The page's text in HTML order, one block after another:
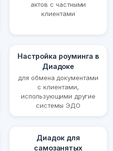
актов с частными
клиентами
Настройка роуминга в
Диадоке
для обмена документами
с клиентами,
использующими другие
системы ЭДО
Диадок для
самозанятых